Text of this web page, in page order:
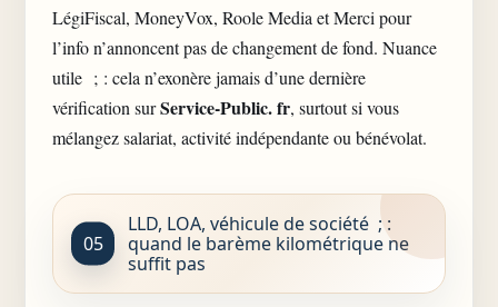
LégiFiscal, MoneyVox, Roole Media et Merci pour
l’info n’annoncent pas de changement de fond. Nuance
utile ; : cela n’exonère jamais d’une dernière
vérification surService-Public. fr, surtout si vous
mélangez salariat, activité indépendante ou bénévolat.
LLD, LOA, véhicule de société ; :
quand le barème kilométrique ne
suffit pas